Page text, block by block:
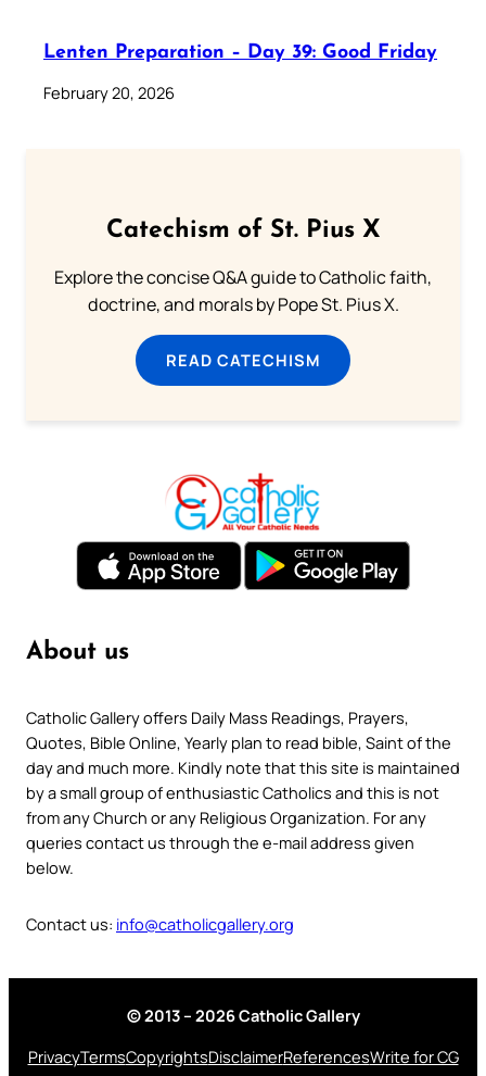
Lenten Preparation – Day 39: Good Friday
February 20, 2026
Catechism of St. Pius X
Explore the concise Q&A guide to Catholic faith,
doctrine, and morals by Pope St. Pius X.
READ CATECHISM
About us
Catholic Gallery offers Daily Mass Readings, Prayers,
Quotes, Bible Online, Yearly plan to read bible, Saint of the
day and much more. Kindly note that this site is maintained
by a small group of enthusiastic Catholics and this is not
from any Church or any Religious Organization. For any
queries contact us through the e-mail address given
below.
Contact us: info@catholicgallery.org
© 2013 – 2026 Catholic Gallery
PrivacyTermsCopyrightsDisclaimerReferencesWrite for CG